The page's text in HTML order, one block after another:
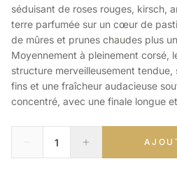
séduisant de roses rouges, kirsch,
terre parfumée sur un cœur de
de mûres et prunes chaudes plus
Moyennement à pleinement corsé,
structure merveilleusement tendue,
fins et une fraîcheur audacieuse
concentré, avec une finale longue